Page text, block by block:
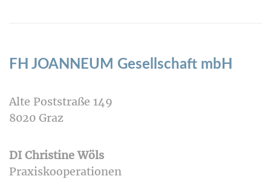
FH JOANNEUM Gesellschaft mbH
Alte Poststraße 149
8020 Graz
DI Christine Wöls
Praxiskooperationen